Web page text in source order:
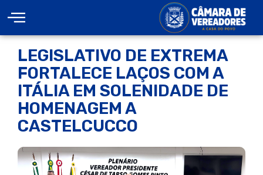
LEGISLATIVO DE EXTREMA
FORTALECE LAÇOS COM A
ITÁLIA EM SOLENIDADE DE
HOMENAGEM A
CASTELCUCCO